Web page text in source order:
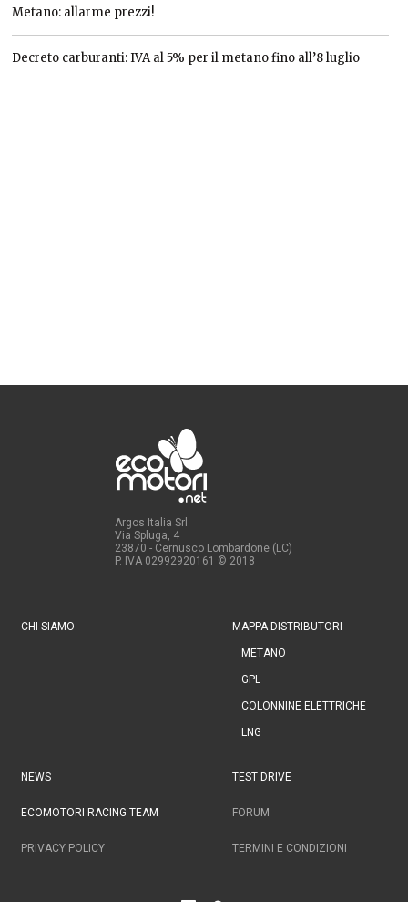
Metano: allarme prezzi!
Decreto carburanti: IVA al 5% per il metano fino all’8 luglio
Argos Italia Srl
Via Spluga, 4
23870 - Cernusco Lombardone (LC)
P. IVA 02992920161 © 2018
CHI SIAMO MAPPA DISTRIBUTORI
METANO
GPL
COLONNINE ELETTRICHE
LNG
NEWS TEST DRIVE
ECOMOTORI RACING TEAM FORUM
PRIVACY POLICY TERMINI E CONDIZIONI